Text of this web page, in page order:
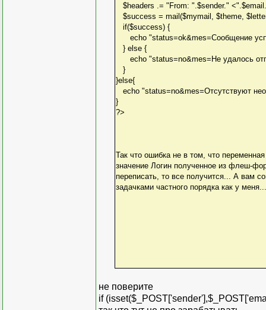
$headers .= "From: ".$sender."
$success = mail($mymail, $theme,
if($success) {
echo "status=ok&mes=Сообщение
} else {
echo "status=no&mes=Не удалось
}
}else{
echo "status=no&mes=Отсутствуют
}
?>
Так что ошибка не в том, что
значение Логин полученное из флеш-
переписать, то все получится... А вам
задачками частного порядка как у меня...
не поверите
if